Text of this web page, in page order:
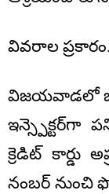
వివరాల
విజయవాడలో ఒక
ఇన్స్పెక్టర్‌గా
క్రెడిట్ కార్డు
నంబర్ నుంచి